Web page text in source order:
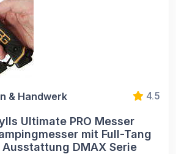
& Handwerk 4.5
Ultimate PRO Messer
mit Full-Tang
DMAX Serie